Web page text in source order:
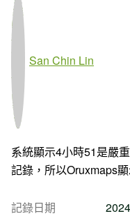
San Chin Lin
系統顯示4小時51是嚴
記錄，所以Oruxmaps
記錄日期